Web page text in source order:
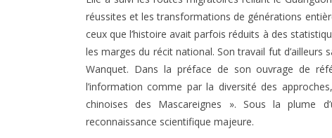
réussites et les transformations de générations
ceux que l’histoire avait parfois réduits à des
les marges du récit national. Son travail fut d’ailleurs
Wanquet. Dans la préface de son ouvrage de
l’information comme par la diversité des
chinoises des Mascareignes ». Sous la plume
reconnaissance scientifique majeure.